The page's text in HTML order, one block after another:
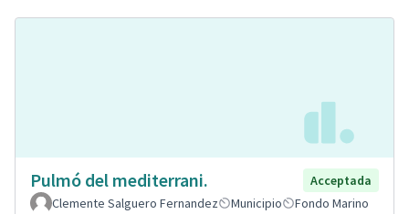
Pulmó del mediterrani.
Acceptada
Clemente Salguero Fernandez
Municipio
Fondo Marino